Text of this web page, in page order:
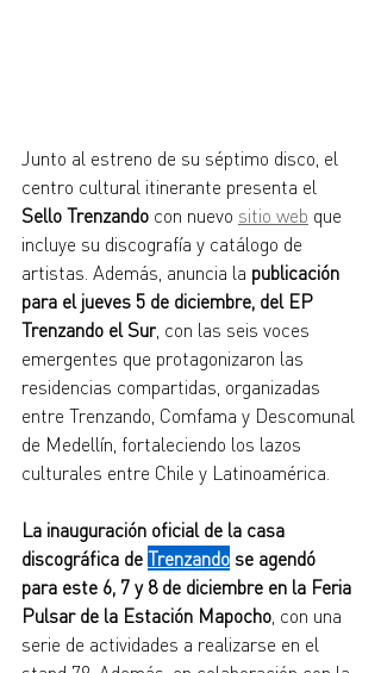
Junto al estreno de su séptimo disco, el
centro cultural itinerante presenta el
Sello Trenzando con nuevo sitio web que
incluye su discografía y catálogo de
artistas. Además, anuncia la publicación
para el jueves 5 de diciembre, del EP
Trenzando el Sur , con las seis voces
emergentes que protagonizaron las
residencias compartidas, organizadas
entre Trenzando, Comfama y Descomunal
de Medellín, fortaleciendo los lazos
culturales entre Chile y Latinoamérica.
La inauguración oficial de la casa
discográfica de Trenzando se agendó
para este 6, 7 y 8 de diciembre en la Feria
Pulsar de la Estación Mapocho , con una
serie de actividades a realizarse en el